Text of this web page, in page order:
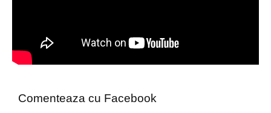
Comenteaza cu Facebook